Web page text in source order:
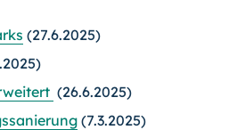
(27.6.2025)
(26.6.2025)
(7.3.2025)